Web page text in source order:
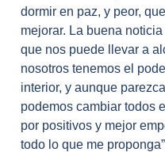
dormir en paz, y peor,
mejorar. La buena
que nos puede llevar a
nosotros tenemos el
interior, y aunque
podemos cambiar todos
por positivos y mejor
todo lo que me